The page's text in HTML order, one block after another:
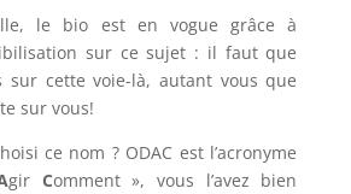
le bio est en vogue grâce à
sur ce sujet : il faut que
sur cette voie-là, autant vous que
sur vous!
ce nom ? ODAC est l’acronyme
gir Comment », vous l’avez bien